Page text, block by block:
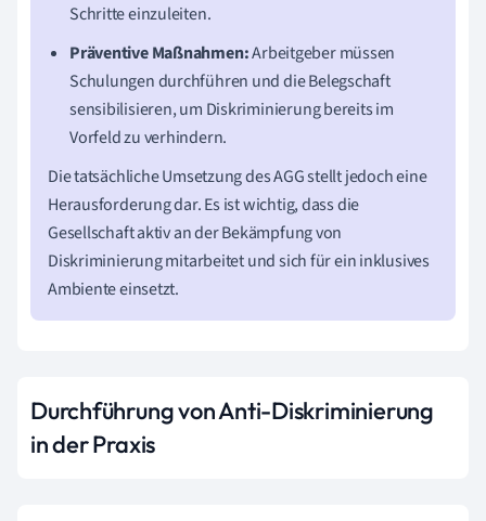
Schritte einzuleiten.
Präventive Maßnahmen:Arbeitgeber müssen
Schulungen durchführen und die Belegschaft
sensibilisieren, um Diskriminierung bereits im
Vorfeld zu verhindern.
Die tatsächliche Umsetzung des AGG stellt jedoch eine
Herausforderung dar. Es ist wichtig, dass die
Gesellschaft aktiv an der Bekämpfung von
Diskriminierung mitarbeitet und sich für ein inklusives
Ambiente einsetzt.
Durchführung von Anti-Diskriminierung
in der Praxis